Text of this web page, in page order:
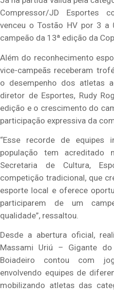
Compressor/JD Esportes
venceu o Tostão HV por 3
campeão da 13ª edição da
Além do reconhecimento
vice-campeãs receberam
o desempenho dos atletas
diretor de Esportes, Rudy
edição e o crescimento do
participação expressiva da
“Esse recorde de equipes
população tem acreditado
Secretaria de Cultura,
competição tradicional, que
esporte local e oferece
participarem de um
qualidade”, ressaltou.
Desde a abertura oficial,
Massami Uriú – Gigante
Boiadeiro contou com
envolvendo equipes de
mobilizando atletas das